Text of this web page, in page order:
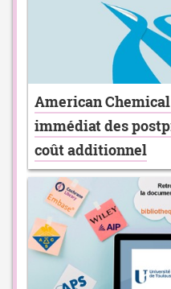
American
immédiat des
coût additionnel